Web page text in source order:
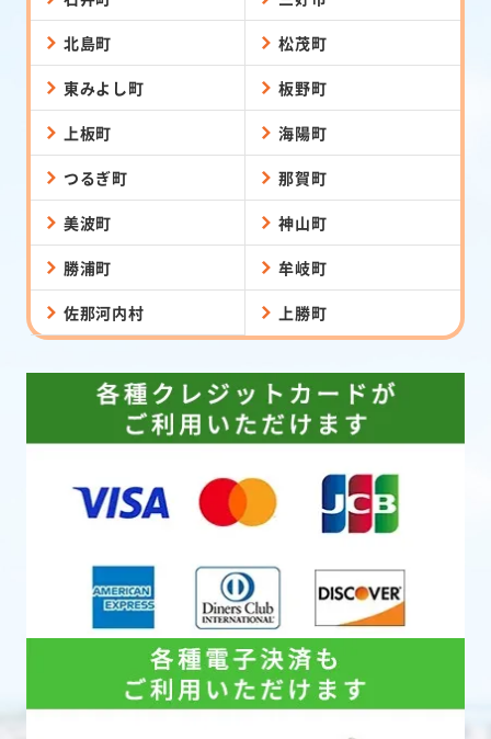
北島町 松茂町
東みよし町 板野町
上板町 海陽町
つるぎ町 那賀町
美波町 神山町
勝浦町 牟岐町
佐那河内村 上勝町